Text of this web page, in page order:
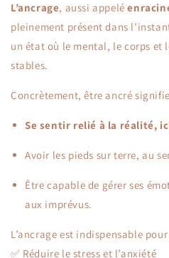
L’ancrage, aussi appelé
pleinement présent dans
un état où le mental, le corps et
stables.
Concrètement, être ancré
Se sentir relié à la réalité,
Avoir les pieds sur terre, au
Être capable de gérer ses
aux imprévus.
L’ancrage est indispensable pour
✅ Réduire le stress et l’anxiété